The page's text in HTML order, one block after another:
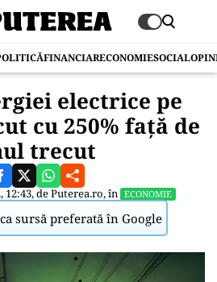
FINANCIARECONOMIESOCIAL
electrice pe
cu 250% față de
trecut
12:43, dePuterea.ro, în ECONOMIE
sursă preferată în Google